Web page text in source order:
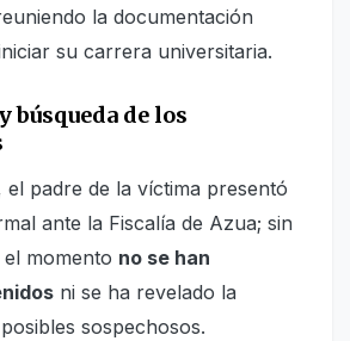
la documentación
su carrera universitaria.
búsqueda de los
el padre de la víctima presentó
ante la Fiscalía de Azua; sin
momento no se han
ni se ha revelado la
sospechosos.